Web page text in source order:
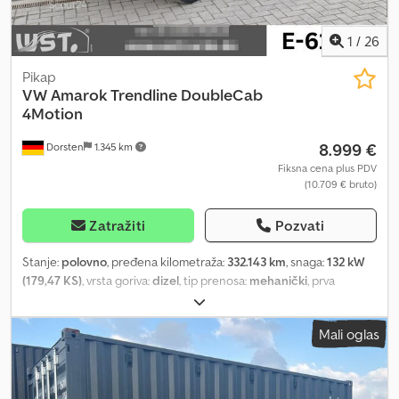
Sve cene na oglasima su bruto cene i uključuju važeći porez na
dodatu vrednost od 19%.
1 / 26
Dorsten 1.345 km
Pikap
VWAmarok Trendline DoubleCab
4Motion
8.999 €
Fiksna cena plus PDV
(10.709 € bruto)
Zatražiti Pozvati
Stanje: polovno, pređena kilometraža: 332.143 km, snaga:132 kW
(179,47 KS) , vrsta goriva:dizel , tip prenosa: mehanički , prva
plava, broj sedišta:
centralno zaključavanje, elektronski program stabilnosti (ESP),
filter za čađ, klima uređaj, pogon na sve točkove, sistem
imobilizera
, Posebna oprema: Diferencijal sa blokadom (zadnja
osovina), parking senzori napred i pozadi, električni interfejs za
eksternu upotrebu (CAN sabirnica), zaštitni premaz tovarnog
Mali oglas